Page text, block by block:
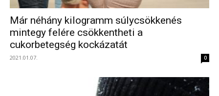
Már néhány kilogramm súlycsökkenés
mintegy felére csökkentheti a
cukorbetegség kockázatát
2021.01.07. 0